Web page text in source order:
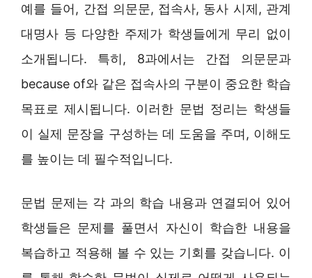
예를 들어, 간접 의문문, 접속사, 동사 시제, 관계
대명사 등 다양한 주제가 학생들에게 무리 없이
소개됩니다. 특히, 8과에서는 간접 의문문과
because of와 같은 접속사의 구분이 중요한 학습
목표로 제시됩니다. 이러한 문법 정리는 학생들
이 실제 문장을 구성하는 데 도움을 주며, 이해도
를 높이는 데 필수적입니다.
문법 문제는 각 과의 학습 내용과 연결되어 있어
학생들은 문제를 풀면서 자신이 학습한 내용을
복습하고 적용해 볼 수 있는 기회를 갖습니다. 이